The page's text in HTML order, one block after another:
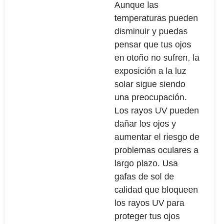
Aunque las
temperaturas pueden
disminuir y puedas
pensar que tus ojos
en otoño no sufren, la
exposición a la luz
solar sigue siendo
una preocupación.
Los rayos UV pueden
dañar los ojos y
aumentar el riesgo de
problemas oculares a
largo plazo. Usa
gafas de sol de
calidad que bloqueen
los rayos UV para
proteger tus ojos